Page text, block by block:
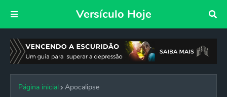
Versículo Hoje
Página inicial Apocalipse